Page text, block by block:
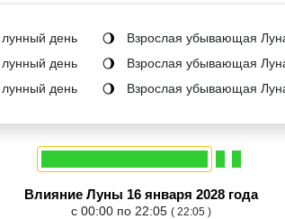
лунный день 🌖 Взрослая убывающая
лунный день 🌖 Взрослая убывающая
лунный день 🌖 Взрослая убывающая
Влияние Луны 16 января 2028 года
с 00:00 по 22:05 ( 22:05 )